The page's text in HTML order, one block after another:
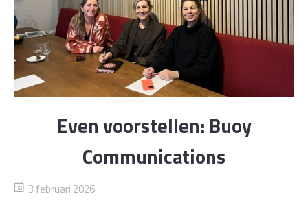
Even voorstellen: Buoy
Communications
3 februari 2026